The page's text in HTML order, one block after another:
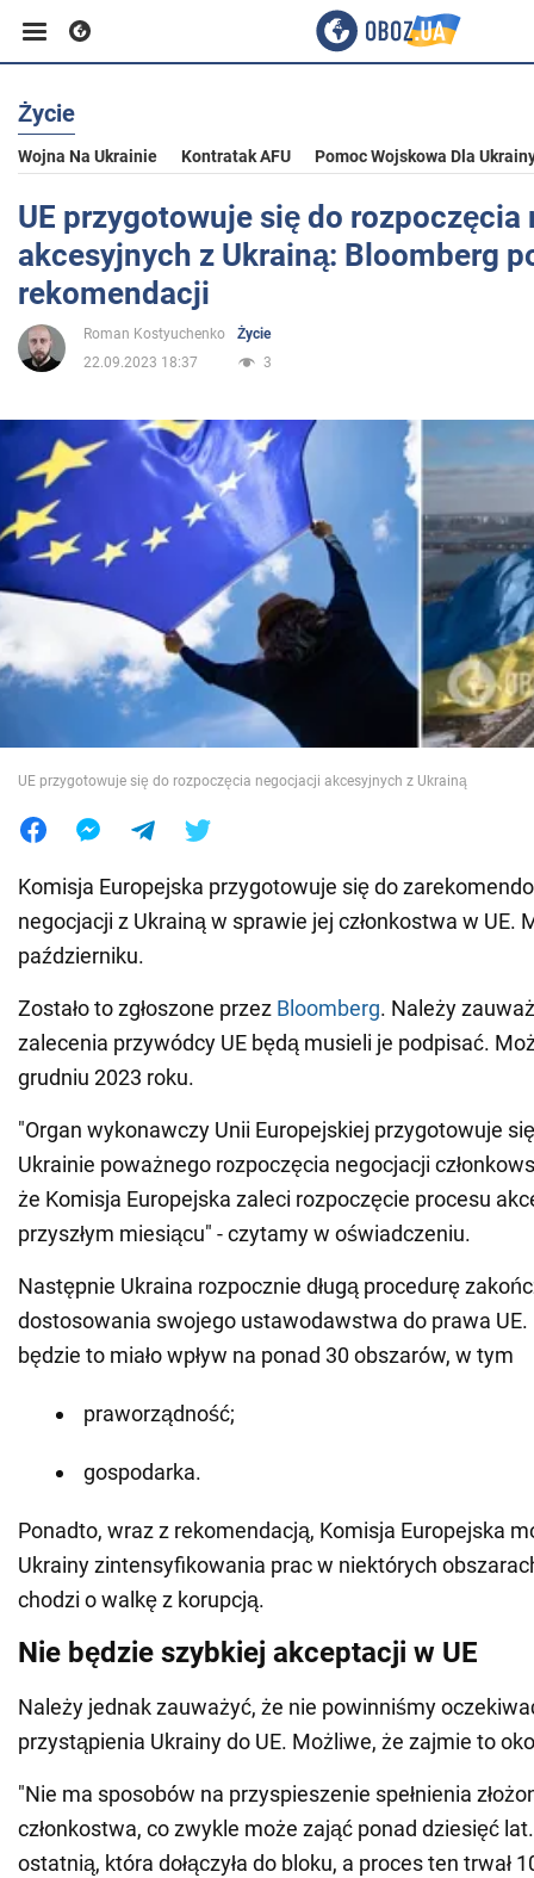
Biznes
Sport
Rozrywka
Życie
Polityka
Społeczeństwo
Wojna na Ukrainie
Świat
Jedzenie
Życie
Wojna Na Ukrainie Kontratak AFU Pomoc Wojskowa Dla
UE przygotowuje się do rozpoczęcia
akcesyjnych z Ukrainą: Bloomberg
rekomendacji
Roman Kostyuchenko
Życie
22.09.2023 18:37
3
UE przygotowuje się do rozpoczęcia negocjacji akcesyjnych z Ukrainą
Komisja Europejska przygotowuje się do
negocjacji z Ukrainą w sprawie jej członkostwa w UE.
październiku.
Zostało to zgłoszone przez Bloomberg. Należy
zalecenia przywódcy UE będą musieli je podpisać.
grudniu 2023 roku.
"Organ wykonawczy Unii Europejskiej przygotowuje
Ukrainie poważnego rozpoczęcia negocjacji
że Komisja Europejska zaleci rozpoczęcie procesu
przyszłym miesiącu" - czytamy w oświadczeniu.
Następnie Ukraina rozpocznie długą procedurę
dostosowania swojego ustawodawstwa do prawa UE.
będzie to miało wpływ na ponad 30 obszarów, w tym
praworządność;
gospodarka.
Ponadto, wraz z rekomendacją, Komisja Europejska
Ukrainy zintensyfikowania prac w niektórych
chodzi o walkę z korupcją.
Nie będzie szybkiej akceptacji w UE
Należy jednak zauważyć, że nie powinniśmy
przystąpienia Ukrainy do UE. Możliwe, że zajmie to
"Nie ma sposobów na przyspieszenie spełnienia
członkostwa, co zwykle może zająć ponad dziesięć
ostatnią, która dołączyła do bloku, a proces ten trwał